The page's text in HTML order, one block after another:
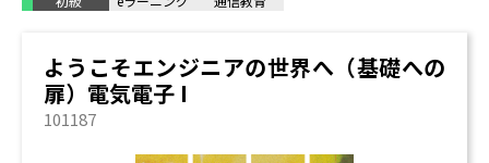
ようこそエンジニアの世界へ（基礎への
扉）電気電子 I
101187